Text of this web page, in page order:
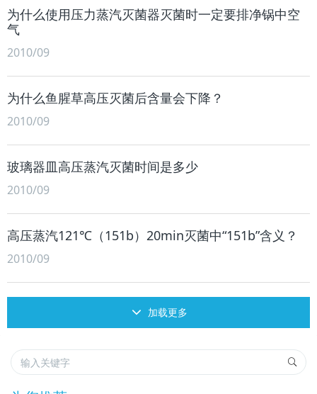
为什么使用压力蒸汽灭菌器灭菌时一定要排净锅中空
气
2010/09
为什么鱼腥草高压灭菌后含量会下降？
2010/09
玻璃器皿高压蒸汽灭菌时间是多少
2010/09
高压蒸汽121℃（151b）20min灭菌中“151b”含义？
2010/09
加载更多